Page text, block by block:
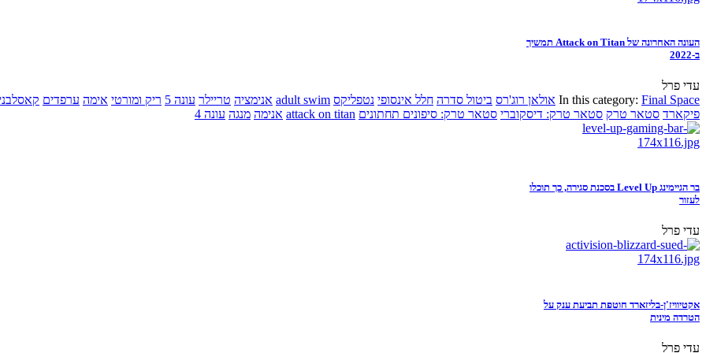
העונה האחרונה של Attack on Titan תמשיך
ב-2022
עדי פרל
In this category: Final Space אולאן רוג'רס ביטול סדרה חלל אינסופי נטפליקס adult swim אנימציה טריילר עונה 5 ריק ומורטי אימה ערפדים
פיקארד סטאר טרק סטאר טרק: דיסקוברי סטאר טרק: סיפונים תחתונים attack on titan אנימה מנגה עונה 4
בר הגיימינג Level Up בסכנת סגירה, כך תוכלו
לעזור
עדי פרל
אקטיוויז'ן-בליזארד חוטפת תביעת ענק על
הטרדה מינית
עדי פרל